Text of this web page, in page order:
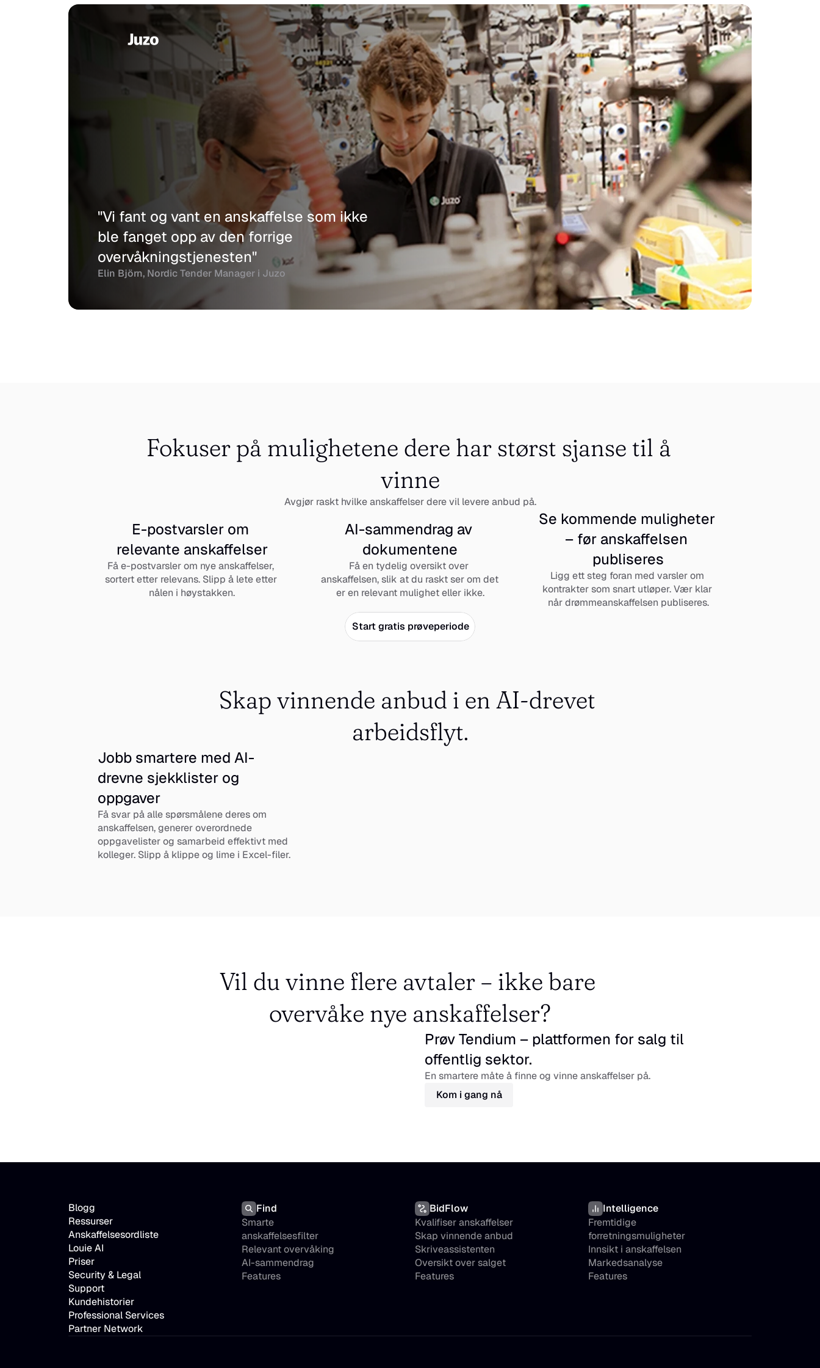
"Vi fant og vant en anskaffelse som ikke
ble fanget opp av den forrige
overvåkningstjenesten"
Elin Björn, Nordic Tender Manager i Juzo
Fokuser på mulighetene dere har størst sjanse til å
vinne
Avgjør raskt hvilke anskaffelser dere vil levere anbud på.
E-postvarsler om
relevante anskaffelser
Få e-postvarsler om nye anskaffelser,
sortert etter relevans. Slipp å lete etter
nålen i høystakken.
AI-sammendrag av
dokumentene
Få en tydelig oversikt over
anskaffelsen, slik at du raskt ser om det
er en relevant mulighet eller ikke.
Se kommende muligheter
– før anskaffelsen
publiseres
Ligg ett steg foran med varsler om
kontrakter som snart utløper. Vær klar
når drømmeanskaffelsen publiseres.
Start gratis prøveperiode
Skap vinnende anbud i en AI-drevet
arbeidsflyt.
Jobb smartere med AI-
drevne sjekklister og
oppgaver
Få svar på alle spørsmålene deres om
anskaffelsen, generer overordnede
oppgavelister og samarbeid effektivt med
kolleger. Slipp å klippe og lime i Excel-filer.
Vil du vinne flere avtaler – ikke bare
overvåke nye anskaffelser?
Prøv Tendium – plattformen for salg til
offentlig sektor.
En smartere måte å finne og vinne anskaffelser på.
Kom i gang nå
Blogg
Ressurser
Anskaffelsesordliste
Louie AI
Priser
Security & Legal
Support
Kundehistorier
Professional Services
Partner Network
Find
Smarte
anskaffelsesfilter
Relevant overvåking
AI-sammendrag
Features
BidFlow
Kvalifiser anskaffelser
Skap vinnende anbud
Skriveassistenten
Oversikt over salget
Features
Intelligence
Fremtidige
forretningsmuligheter
Innsikt i anskaffelsen
Markedsanalyse
Features